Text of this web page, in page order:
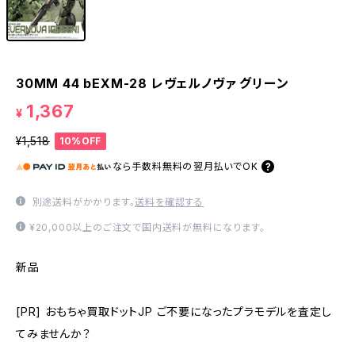
30MM 44 bEXM-28 レヴェルノヴァ グリーン
¥ 1,367
¥1,518 10%OFF
なら 手数料無料の 翌月払いでOK
別途送料がかかります。送料を確認する
¥20,000以上のご注文で国内送料が無料になります。
新品
[PR] おもちゃ買取ドットJP ご不要になったプラモデルを査定し
てみませんか？